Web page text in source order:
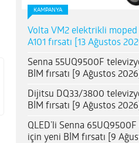
KAMPANYA
Volta VM2 elektrikli moped
A101 fırsatı [13 Ağustos
Senna 55UQ9500F
BİM fırsatı [9 Ağustos 2026]
Dijitsu DQ33/3800
BİM fırsatı [9 Ağustos 2026]
QLED’li Senna
için yeni BİM fırsatı [9